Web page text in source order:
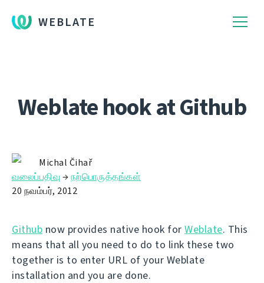
WEBLATE
Weblate hook at Github
Michal Čihař
வலைப்பதிவு →நற்பொருத்தங்கள்
20 நவம்பர், 2012
Github now provides native hook for Weblate. This
means that all you need to do to link these two
together is to enter URL of your Weblate
installation and you are done.